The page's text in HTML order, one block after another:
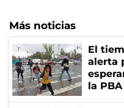
Más noticias
El
alerta
la PBA